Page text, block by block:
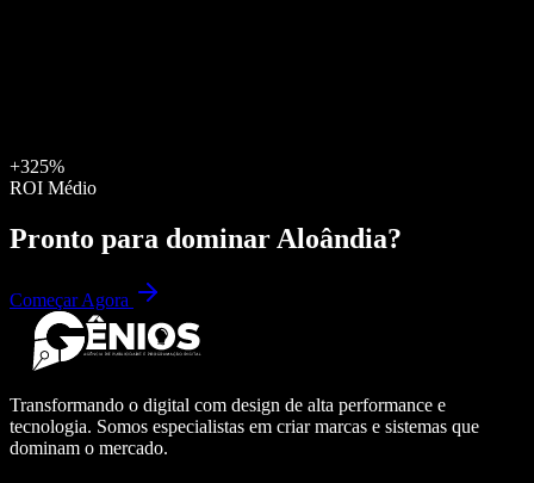
+325%
ROI Médio
Pronto para dominar Aloândia?
Começar Agora
Transformando o digital com design de alta performance e
tecnologia. Somos especialistas em criar marcas e sistemas que
dominam o mercado.